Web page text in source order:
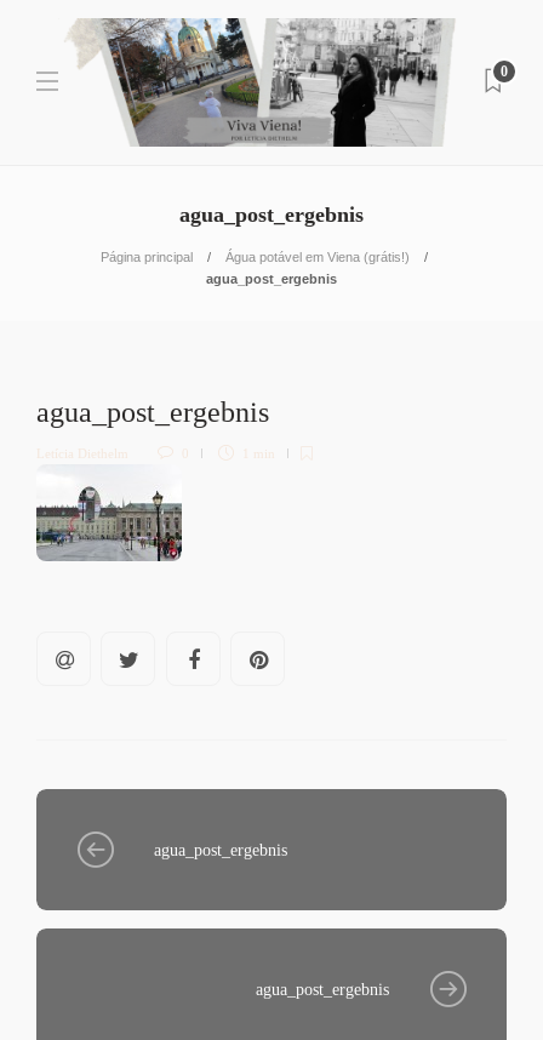
0
agua_post_ergebnis
Página principal
Água potável em Viena (grátis!)
agua_post_ergebnis
agua_post_ergebnis
Letícia Diethelm 0 1 min
agua_post_ergebnis
agua_post_ergebnis